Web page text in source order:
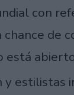
con
chance de
está
y estilistas